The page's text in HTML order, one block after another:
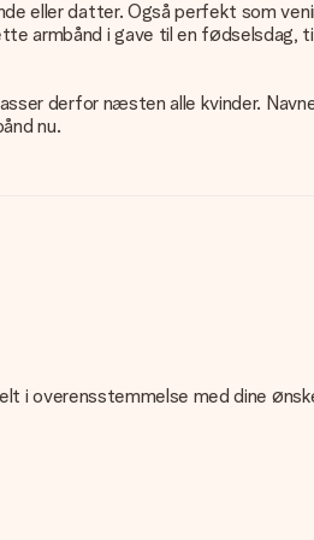
eller datter. Også perfekt som
armbånd i gave til en fødselsdag,
derfor næsten alle kvinder.
nu.
i overensstemmelse med dine